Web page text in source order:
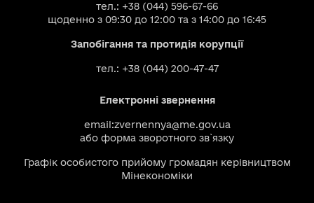
тел.: +38 (044) 596-67-66
щоденно з 09:30 до 12:00 та з 14:00 до 16:45
Запобігання та протидія корупції
тел.: +38 (044) 200-47-47
Електронні звернення
email:zvernennya@me.gov.ua
або форма зворотного зв`язку
Графік особистого прийому громадян керівництвом
Мінекономіки